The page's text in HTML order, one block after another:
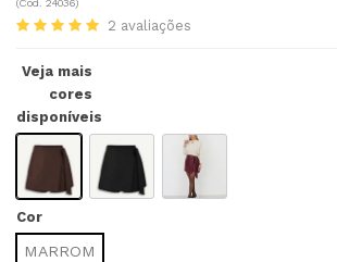
(Cód. 24036)
2 avaliações
Veja mais
cores
disponíveis
Cor
MARROM